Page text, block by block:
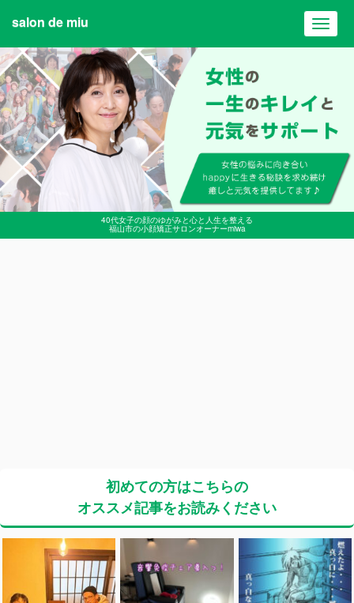
40代女子の顔のゆがみと心と人生を整える
福山市の小顔矯正サロンオーナーmiwa
salon de miu
初めての方はこちらの
オススメ記事をお読みください